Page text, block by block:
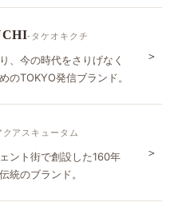
-タケオキクチ
、今の時代をさりげなく
のTOKYO発信ブランド。
＞
クアスキュータム
ント街で創設した160年
統のブランド。
＞